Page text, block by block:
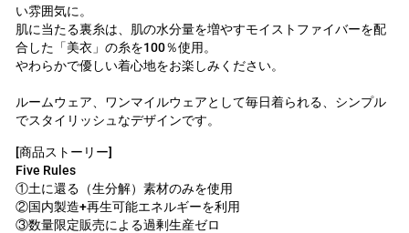
い雰囲気に。
肌に当たる裏糸は、肌の水分量を増やすモイストファイバーを配
合した「美衣」の糸を100％使用。
やわらかで優しい着心地をお楽しみください。
ルームウェア、ワンマイルウェアとして毎日着られる、シンプル
でスタイリッシュなデザインです。
[商品ストーリー]
Five Rules
①土に還る（生分解）素材のみを使用
②国内製造+再生可能エネルギーを利用
③数量限定販売による過剰生産ゼロ